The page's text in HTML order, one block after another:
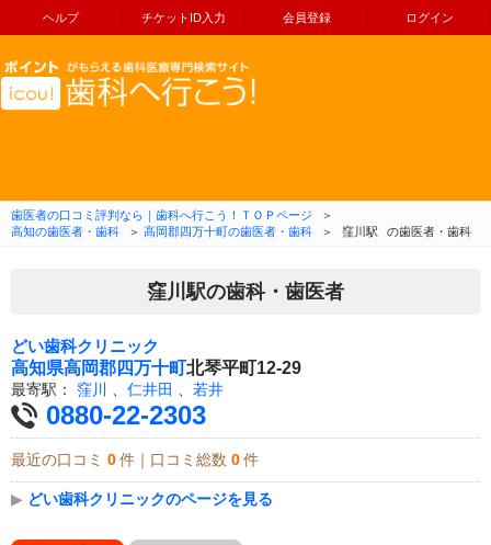
ヘルプ チケットID入力 会員登録 ログイン
コンテンツへ移動
歯医者の口コミ評判なら｜歯科へ行こう！ＴＯＰページ
＞
高知の歯医者・歯科
＞ 高岡郡四万十町の歯医者・歯科 ＞ 窪川駅 の歯医者・歯科
窪川駅の歯科・歯医者
どい歯科クリニック
高知県高岡郡四万十町北琴平町12-29
最寄駅： 窪川 仁井田 若井
0880-22-2303
最近の口コミ 0 件｜口コミ総数 0 件
▶ どい歯科クリニックのページを見る